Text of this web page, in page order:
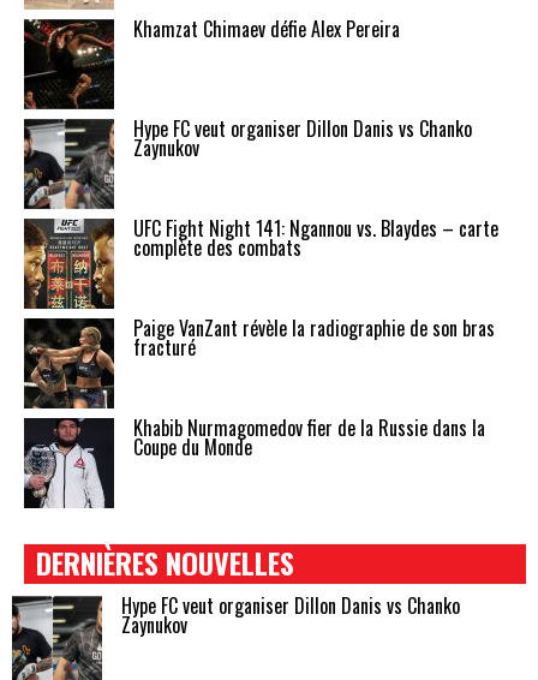
Khamzat Chimaev défie Alex Pereira
Hype FC veut organiser Dillon Danis vs Chanko
Zaynukov
UFC Fight Night 141: Ngannou vs. Blaydes – carte
complète des combats
Paige VanZant révèle la radiographie de son bras
fracturé
Khabib Nurmagomedov fier de la Russie dans la
Coupe du Monde
DERNIÈRES NOUVELLES
Hype FC veut organiser Dillon Danis vs Chanko
Zaynukov